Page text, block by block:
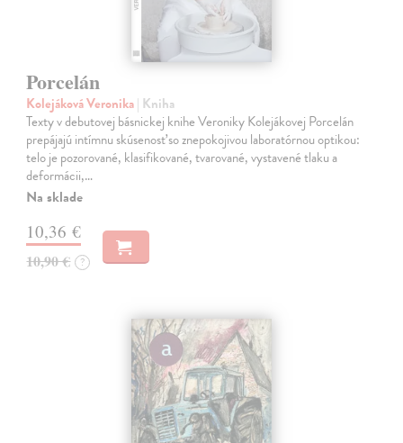
Porcelán
Kolejáková Veronika| Kniha
Texty v debutovej básnickej knihe Veroniky Kolejákovej Porcelán
prepájajú intímnu skúsenosť so znepokojivou laboratórnou optikou:
telo je pozorované, klasifikované, tvarované, vystavené tlaku a
deformácii,…
Na sklade
10,36 €
10,90 € ?